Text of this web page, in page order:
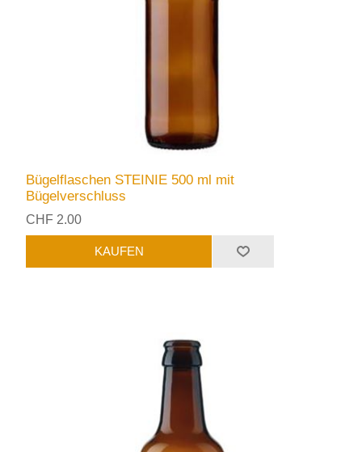
Bügelflaschen STEINIE 500 ml mit
Bügelverschluss
CHF 2.00